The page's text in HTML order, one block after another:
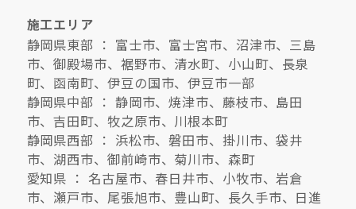
施工エリア
静岡県東部 ： 富士市、富士宮市、沼津市、三島
市、御殿場市、裾野市、清水町、小山町、長泉
町、函南町、伊豆の国市、伊豆市一部
静岡県中部 ： 静岡市、焼津市、藤枝市、島田
市、吉田町、牧之原市、川根本町
静岡県西部 ： 浜松市、磐田市、掛川市、袋井
市、湖西市、御前崎市、菊川市、森町
愛知県 ： 名古屋市、春日井市、小牧市、岩倉
市、瀬戸市、尾張旭市、豊山町、長久手市、日進